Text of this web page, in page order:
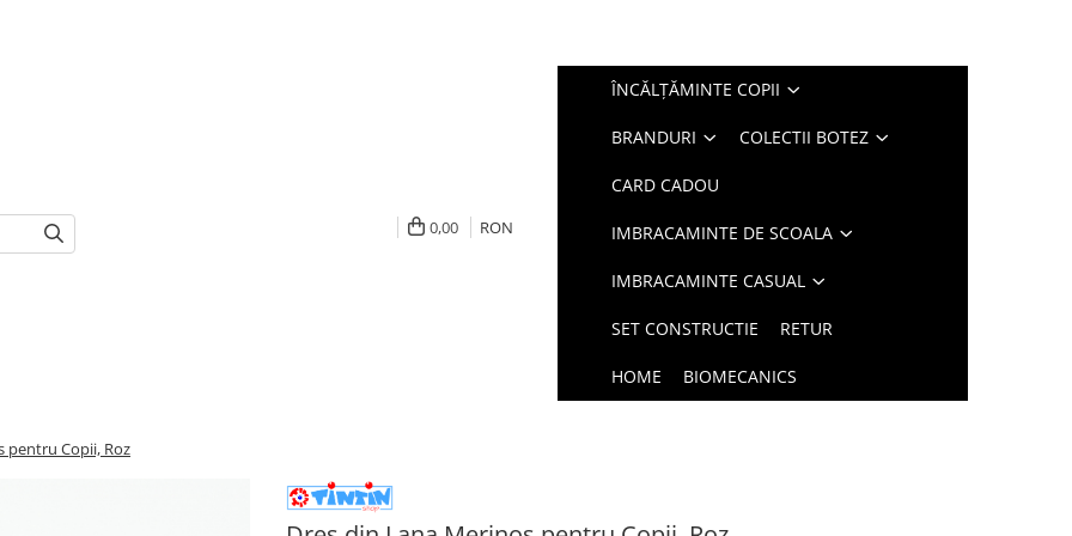
0,00 RON
ÎNCĂLȚĂMINTE COPII
BRANDURI COLECTII BOTEZ
CARD CADOU
IMBRACAMINTE DE SCOALA
IMBRACAMINTE CASUAL
SET CONSTRUCTIE RETUR
HOME BIOMECANICS
pentru Copii, Roz